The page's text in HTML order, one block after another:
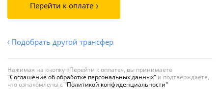
Перейти к оплате
Подобрать другой трансфер
Нажимая на кнопку «Перейти к оплате», вы принимаете
"Соглашение об обработке персональных данных" и подтверждаете,
что ознакомлены с "Политикой конфиденциальности"